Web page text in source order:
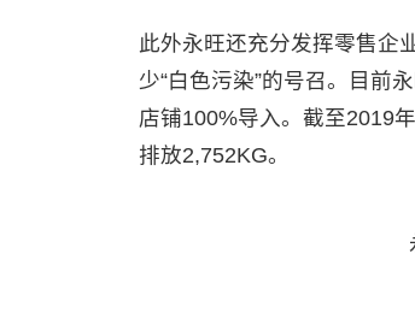
此外永旺还充分发挥零售企
少“白色污染”的号召。目前
店铺100%导入。截至2019
排放2,752KG。